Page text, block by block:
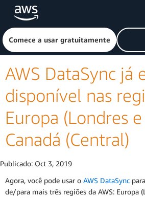
Pular para o conteúdo principal
Clique aqui para voltar à página
Comece a usar gratuitamente
AWS DataSync já
disponível nas
Europa (Londres
Canadá (Central)
Publicado: Oct 3, 2019
Agora, você pode usar o AWS DataSync
de/para mais três regiões da AWS: Europa